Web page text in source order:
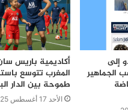
إلى
الجماهير
أكاديمية باريس
المغرب تتوسع
طموحة بين الدار
الأحد 17 أغسطس 2025